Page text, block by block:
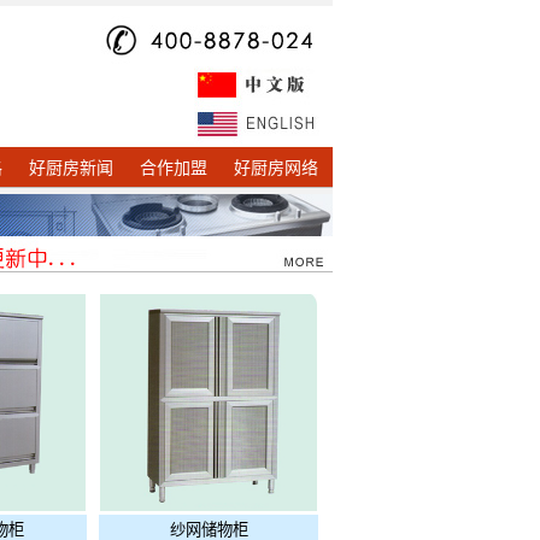
好厨房新闻 合作加盟 好厨房网络
柜 纱网储物柜